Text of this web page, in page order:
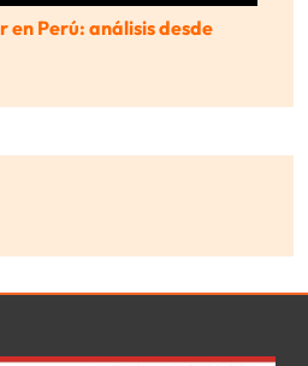
en Perú: análisis desde